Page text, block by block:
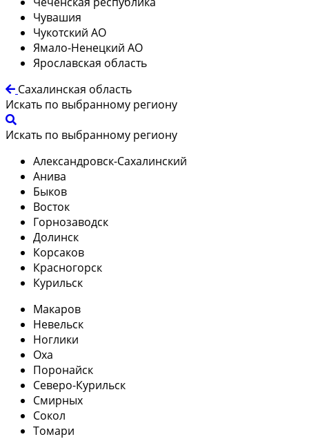
Чувашия
Чукотский АО
Ямало-Ненецкий АО
Ярославская область
Сахалинская область
Искать по выбранному региону
Искать по выбранному региону
Александровск-Сахалинский
Анива
Быков
Восток
Горнозаводск
Долинск
Корсаков
Красногорск
Курильск
Макаров
Невельск
Ноглики
Оха
Поронайск
Северо-Курильск
Смирных
Сокол
Томари